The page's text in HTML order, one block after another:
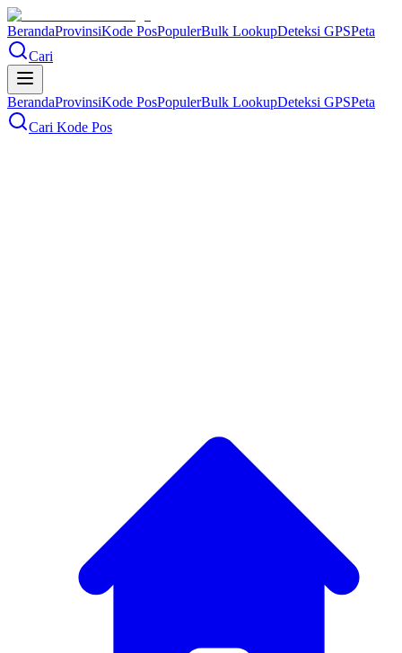
BerandaProvinsiKode PosPopulerBulk LookupDeteksi GPSPeta
Cari
BerandaProvinsiKode PosPopulerBulk LookupDeteksi GPSPeta
Cari Kode Pos